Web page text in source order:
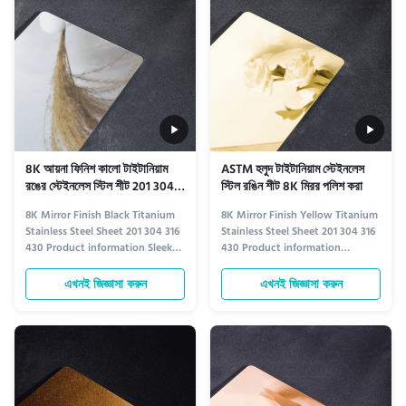
precise PVD (Physical Vapor ... —it blends monochromatic ...
8K আয়না ফিনিশ কালো টাইটানিয়াম
রঙের স্টেইনলেস স্টিল শীট 201 304
316 430 ODM
8K Mirror Finish Black Titanium
Stainless Steel Sheet 201 304 316
430 Product information Sleek
Aesthetic & High-End Texture​
Adhering to the 768-mesh 8K
polishing standard, the sheet
surface that intensely reflects
and modernity in ...
এখনই জিজ্ঞাসা করুন
ASTM হলুদ টাইটানিয়াম স্টেইনলেস
স্টিল রঙিন শীট 8K মিরর পলিশ করা
8K Mirror Finish Yellow Titanium
Stainless Steel Sheet 201 304 316
430 Product information
Luxurious Aesthetic & Premium
Finish​ Following the 768-mesh
8K polishing standard, the sheet
that reflects light intensely,
adding a bright, grand vibe to
spaces. Its ...
এখনই জিজ্ঞাসা করুন